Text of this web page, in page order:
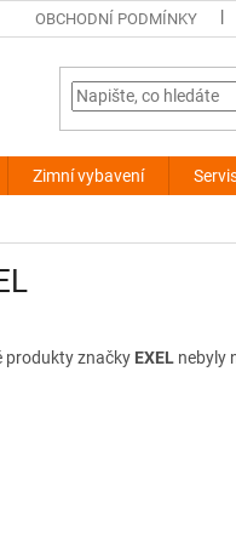
OBCHODNÍ PODMÍNKY
Zimní vybavení
produkty značky EXEL nebyly